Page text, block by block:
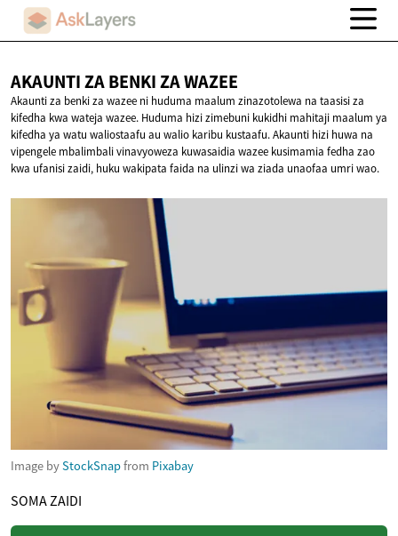
AKAUNTI ZA BENKIZA WAZEE
Akaunti za benki za wazee ni huduma maalum zinazotolewa na taasisi za
kifedha kwa wateja wazee. Huduma hizi zimebuni kukidhi mahitaji maalum ya
kifedha ya watu waliostaafu au walio karibu kustaafu. Akaunti hizi huwa na
vipengele mbalimbali vinavyoweza kuwasaidia wazee kusimamia fedha zao
kwa ufanisi zaidi, huku wakipata faida na ulinzi wa ziada unaofaa umri wao.
Image byStockSnapfrom Pixabay
SOMA ZAIDI